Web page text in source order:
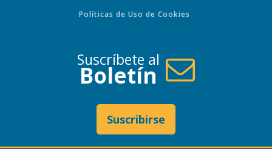
Políticas de Uso de Cookies
Suscríbete al
Boletín
Suscribirse